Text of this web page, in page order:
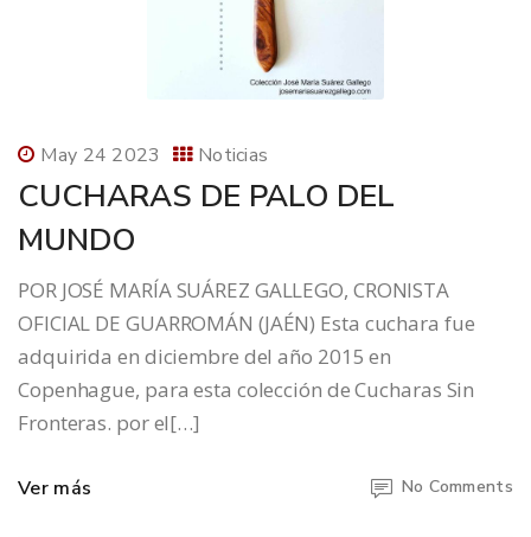
May 24 2023 Noticias
CUCHARAS DE PALO DEL
MUNDO
POR JOSÉ MARÍA SUÁREZ GALLEGO, CRONISTA
OFICIAL DE GUARROMÁN (JAÉN) Esta cuchara fue
adquirida en diciembre del año 2015 en
Copenhague, para esta colección de Cucharas Sin
Fronteras. por el[…]
Ver más No Comments